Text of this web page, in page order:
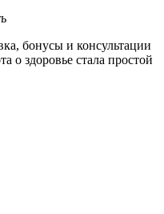
бонусы и консультации
о здоровье стала простой